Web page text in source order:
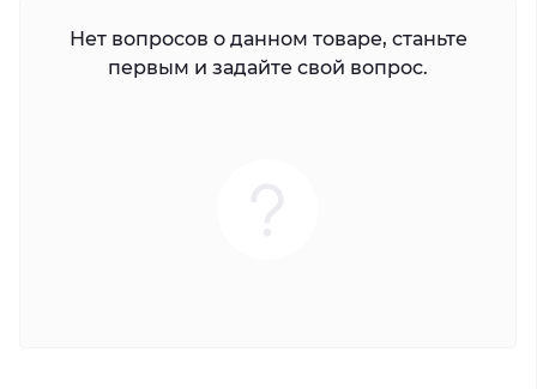
Нет вопросов о данном товаре, станьте
первым и задайте свой вопрос.